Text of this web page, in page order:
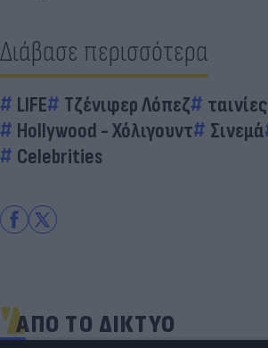
Διάβασε περισσότερα
LIFE Τζένιφερ Λόπεζ
ταινίες
Hollywood - Χόλιγουντ
Σινεμά
Celebrities
ΑΠΟ ΤΟ ΔΙΚΤΥΟ